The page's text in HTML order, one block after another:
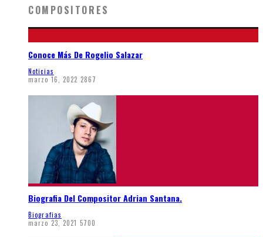
COMPOSITORES
Conoce Más De Rogelio Salazar
Noticias
marzo 16, 2022 2867
Biografia Del Compositor Adrian Santana.
Biografias
marzo 23, 2021 5700